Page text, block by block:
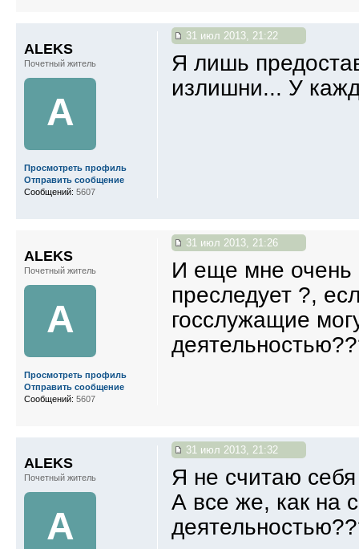
31 июл 2013, 21:22
Я лишь
излишни... У
ALEKS
Почетный житель
A
Просмотреть профиль
Отправить сообщение
Сообщений: 5607
31 июл 2013, 21:26
И еще мне очень
преследует ?,
госслужащие
ALEKS
Почетный житель
A
Просмотреть профиль
Отправить сообщение
Сообщений: 5607
31 июл 2013, 21:32
Я не считаю
А все же, как на
ALEKS
Почетный житель
A